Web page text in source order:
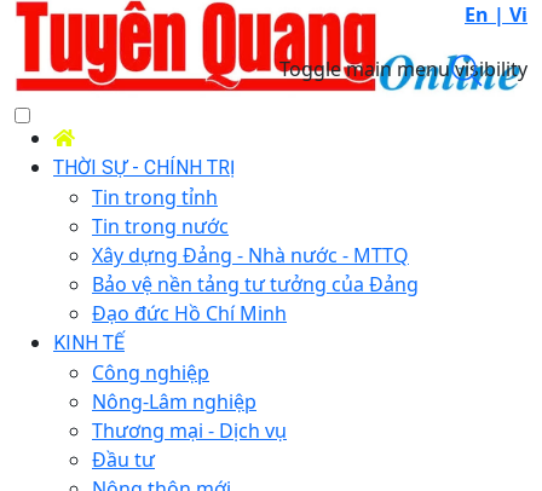
En | Vi
Toggle main menu visibility
THỜI SỰ - CHÍNH TRỊ
Tin trong tỉnh
Tin trong nước
Xây dựng Đảng - Nhà nước - MTTQ
Bảo vệ nền tảng tư tưởng của Đảng
Đạo đức Hồ Chí Minh
KINH TẾ
Công nghiệp
Nông-Lâm nghiệp
Thương mại - Dịch vụ
Đầu tư